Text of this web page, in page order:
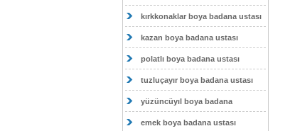
kırkkonaklar boya badana ustası
kazan boya badana ustası
polatlı boya badana ustası
tuzluçayır boya badana ustası
yüzüncüyıl boya badana
emek boya badana ustası